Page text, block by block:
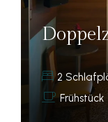
2
Frühstück